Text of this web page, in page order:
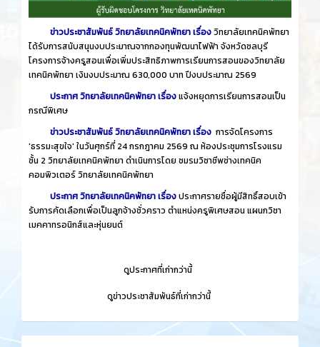
ข่าวประชาสัมพันธ์ วิทยาลัยเทคนิคพัทยา เรื่องวิทยาลัยเทคนิคพัทยา
ได้รับการสนับสนุนงบประมาณจากกองทุนพัฒนาไฟฟ้า จังหวัดชลบุรี
โครงการจ้างครูสอนเพื่อเพิ่มประสิทธิภาพการเรียนการสอนของวิทยาลัย
เทคนิคพัทยา เงินงบประมาณ 630,000 บาท ปีงบประมาณ 2569
ประกาศ วิทยาลัยเทคนิคพัทยา เรื่องแจ้งหยุดการเรียนการสอนเป็น
กรณีพิเศษ
ข่าวประชาสัมพันธ์ วิทยาลัยเทคนิคพัทยา เรื่อง การจัดโครงการ
'ธรรมะสุขใจ' ในวันศุกร์ที่ 24 กรกฎาคม 2569 ณ ห้องประชุมการโรงแรม
ชั้น 2 วิทยาลัยเทคนิคพัทยา ดำเนินการโดย ชมรมวิชาชีพช่างเทคนิค
คอมพิวเตอร์ วิทยาลัยเทคนิคพัทยา
ประกาศ วิทยาลัยเทคนิคพัทยา เรื่องประกาศรายชื่อผู้มีสิทธิ์สอบเข้า
รับการคัดเลือกเพื่อเป็นลูกจ้างชั่วคราว ตำแหน่งครูพิเศษสอน แผนกวิชา
เมคคาทรอนิกส์และหุ่นยนต์
ดูประกาศที่เก่ากว่านี้
ดูข่าวประชาสัมพันธ์ที่เก่ากว่านี้